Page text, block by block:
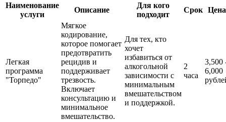
Наименование
услуги
Описание
Для кого
подходит
Срок Цена
Легкая
программа
"Торпедо"
Мягкое
кодирование,
которое помогает
предотвратить
рецидив и
поддерживает
трезвость.
Включает
консультацию и
минимальное
вмешательство.
Для тех, кто
хочет
избавиться от
алкогольной
зависимости с
минимальным
вмешательством
и поддержкой.
2
часа
3,500
6,000